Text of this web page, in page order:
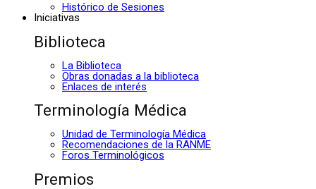
Histórico de Sesiones
Iniciativas
Biblioteca
La Biblioteca
Obras donadas a la biblioteca
Enlaces de interés
Terminología Médica
Unidad de Terminología Médica
Recomendaciones de la RANME
Foros Terminológicos
Premios